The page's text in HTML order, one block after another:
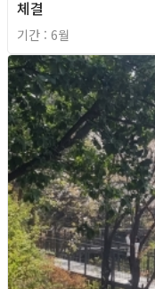
체결
기간 : 6월